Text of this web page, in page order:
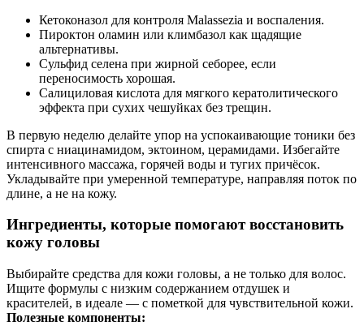
Кетоконазол для контроля Malassezia и воспаления.
Пироктон оламин или климбазол как щадящие
альтернативы.
Сульфид селена при жирной себорее, если
переносимость хорошая.
Салициловая кислота для мягкого кератолитического
эффекта при сухих чешуйках без трещин.
В первую неделю делайте упор на успокаивающие тоники без
спирта с ниацинамидом, эктоином, церамидами. Избегайте
интенсивного массажа, горячей воды и тугих причёсок.
Укладывайте при умеренной температуре, направляя поток по
длине, а не на кожу.
Ингредиенты, которые помогают восстановить
кожу головы
Выбирайте средства для кожи головы, а не только для волос.
Ищите формулы с низким содержанием отдушек и
красителей, в идеале — с пометкой для чувствительной кожи.
Полезные компоненты: